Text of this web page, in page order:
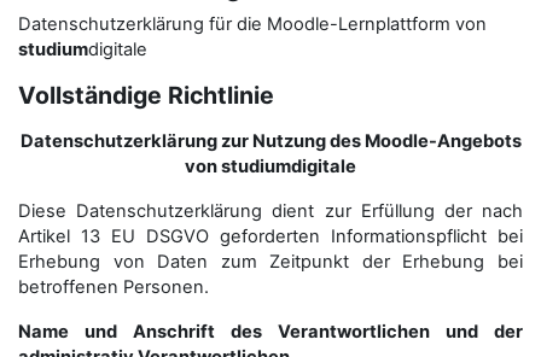
Datenschutzerklärung für die Moodle-Lernplattform von
studiumdigitale
Vollständige Richtlinie
Datenschutzerklärung zur Nutzung des Moodle-Angebots
von studiumdigitale
Diese Datenschutzerklärung dient zur Erfüllung der nach
Artikel 13 EU DSGVO geforderten Informationspflicht bei
Erhebung von Daten zum Zeitpunkt der Erhebung bei
betroffenen Personen.
Name und Anschrift des Verantwortlichen und der